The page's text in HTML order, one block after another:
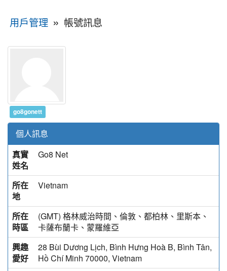
用戶管理 » 帳號訊息
go8gonett
個人訊息
真實
姓名
Go8 Net
所在
地
Vietnam
所在
時區
(GMT) 格林威治時間、倫敦、都柏林、里斯本、
卡薩布蘭卡、蒙羅維亞
興趣
愛好
28 Bùi Dương Lịch, Bình Hưng Hoà B, Bình Tân,
Hồ Chí Minh 70000, Vietnam